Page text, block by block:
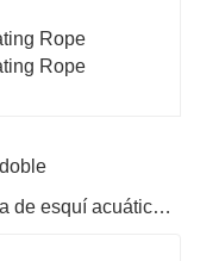
siguiente : Wakeboard Cuerda Cuerda de esquí acuático con asa